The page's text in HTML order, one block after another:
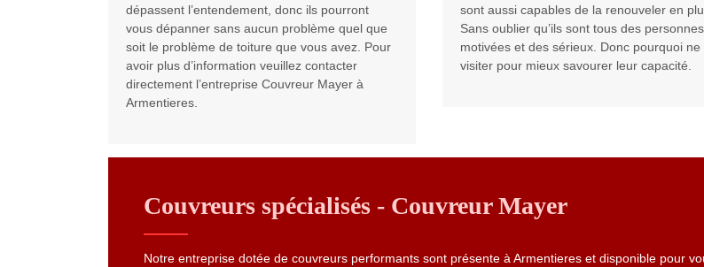
dépassent l’entendement, donc ils pourront
vous dépanner sans aucun problème quel que
soit le problème de toiture que vous avez. Pour
avoir plus d’information veuillez contacter
directement l’entreprise Couvreur Mayer à
Armentieres.
sont aussi capables de la renouveler en
Sans oublier qu’ils sont tous des personnes
motivées et des sérieux. Donc pourquoi ne
visiter pour mieux savourer leur capacité.
Couvreurs spécialisés - Couvreur Mayer
Notre entreprise dotée de couvreurs performants sont présente à Armentieres et disponible pour